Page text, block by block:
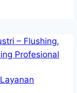
Layanan